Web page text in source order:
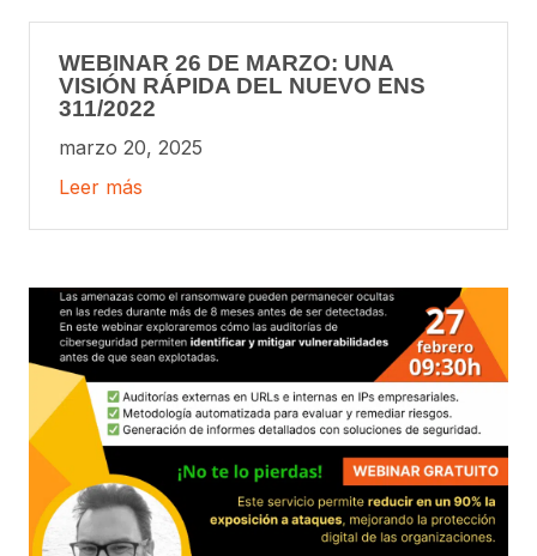
WEBINAR 26 DE MARZO: UNA
VISIÓN RÁPIDA DEL NUEVO ENS
311/2022
marzo 20, 2025
Leer más